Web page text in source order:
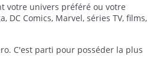
votre univers préféré ou votre
DC Comics, Marvel, séries TV, films,
C'est parti pour posséder la plus